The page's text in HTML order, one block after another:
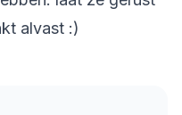
alvast :)